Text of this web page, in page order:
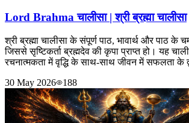
Lord Brahma चालीसा | श्री ब्रह्मा चालीसा
श्री ब्रह्मा चालीसा के संपूर्ण पाठ, भावार्थ और पाठ के
जिससे सृष्टिकर्ता ब्रह्मदेव की कृपा प्राप्त हो। यह
रचनात्मकता में वृद्धि के साथ-साथ जीवन में सफलता के
30 May 2026
188